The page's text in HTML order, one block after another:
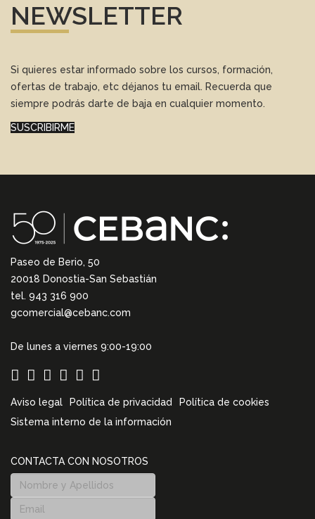
NEWSLETTER
Si quieres estar informado sobre los cursos, formación,
ofertas de trabajo, etc déjanos tu email. Recuerda que
siempre podrás darte de baja en cualquier momento.
SUSCRIBIRME
Paseo de Berio, 50
20018 Donostia-San Sebastián
tel. 943 316 900
gcomercial@cebanc.com
De lunes a viernes 9:00-19:00
Aviso legal Política de privacidad
Política de cookies
Sistema interno de la información
CONTACTA CON NOSOTROS